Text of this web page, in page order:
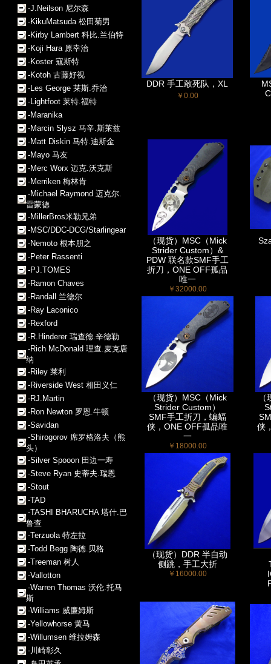
-J.Neilson 尼尔森
-KikuMatsuda 松田菊男
-Kirby Lambert 科比.兰伯特
-Koji Hara 原幸治
-Koster 寇斯特
-Kotoh 古藤好视
-Les George 莱斯.乔治
-Lightfoot 莱特.福特
-Maranika
-Marcin Slysz 马辛.斯莱兹
-Matt Diskin 马特.迪斯金
-Mayo 马友
-Merc Worx 迈克.沃克斯
-Merriken 梅林肯
-Michael Raymond 迈克尔.
雷蒙德
-MillerBros米勒兄弟
-MSC/DDC-DCG/Starlingear
-Nemoto 根本朋之
-Peter Rassenti
-PJ.TOMES
-Ramon Chaves
-Randall 兰德尔
-Ray Laconico
-Rexford
-R.Hinderer 瑞查德.辛德勒
-Rich McDonald 理查.麦克唐
纳
-Riley 莱利
-Riverside West 相田义仁
-RJ.Martin
-Ron Newton 罗恩.牛顿
-Savidan
-Shirogorov 席罗格洛夫（熊
头）
-Silver Spooon 田边一寿
-Steve Ryan 史蒂夫.瑞恩
-Stout
-TAD
-TASHI BHARUCHA 塔什.巴
鲁查
-Terzuola 特左拉
-Todd Begg 陶德.贝格
-Treeman 树人
-Vallotton
-Warren Thomas 沃伦.托马
斯
-Williams 威廉姆斯
-Yellowhorse 黄马
-Willumsen 维拉姆森
-川崎彰久
DDR 手工敢死队，XL
￥0.00
（现货）MSC（Mick
Strider Custom）&
PDW 联名款SMF手工
折刀，ONE OFF孤品
唯一
￥32000.00
（现货）MSC（Mick
Strider Custom）
SMF手工折刀，蝙蝠
侠，ONE OFF孤品唯
一
￥18000.00
侠
（现货）DDR 半自动
侧跳，手工大折
￥16000.00